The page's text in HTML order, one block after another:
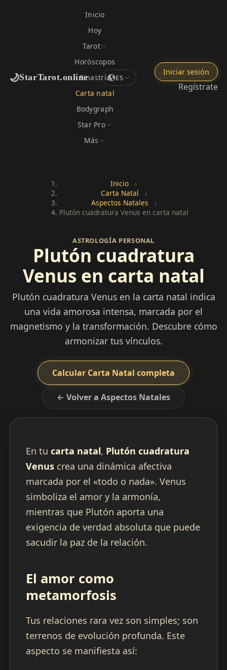
🌙StarTarot.online
Inicio
Hoy
Tarot
Horóscopos
Sinastría
Carta natal
Bodygraph
Star Pro
Más
ES
Iniciar sesión
Regístrate
Inicio
›
Carta Natal
›
Aspectos Natales
›
Plutón cuadratura Venus en carta natal
ASTROLOGÍA PERSONAL
Plutón cuadratura
Venus en carta natal
Plutón cuadratura Venus en la carta natal indica
una vida amorosa intensa, marcada por el
magnetismo y la transformación. Descubre cómo
armonizar tus vínculos.
Calcular Carta Natal completa
← Volver a Aspectos Natales
En tu carta natal, Plutón cuadratura
Venuscrea una dinámica afectiva
marcada por el «todo o nada». Venus
simboliza el amor y la armonía,
mientras que Plutón aporta una
exigencia de verdad absoluta que puede
sacudir la paz de la relación.
El amor como
metamorfosis
Tus relaciones rara vez son simples; son
terrenos de evolución profunda. Este
aspecto se manifiesta así: